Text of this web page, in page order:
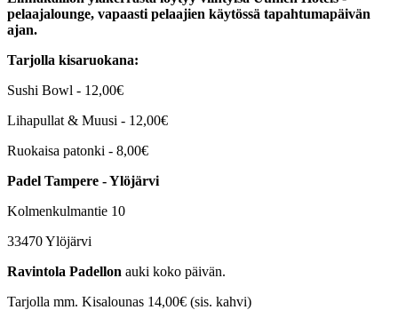
pelaajalounge, vapaasti pelaajien käytössä tapahtumapäivän
ajan.
Tarjolla kisaruokana:
Sushi Bowl - 12,00€
Lihapullat & Muusi - 12,00€
Ruokaisa patonki - 8,00€
Padel Tampere - Ylöjärvi
Kolmenkulmantie 10
33470 Ylöjärvi
Ravintola Padellon auki koko päivän.
Tarjolla mm. Kisalounas 14,00€ (sis. kahvi)